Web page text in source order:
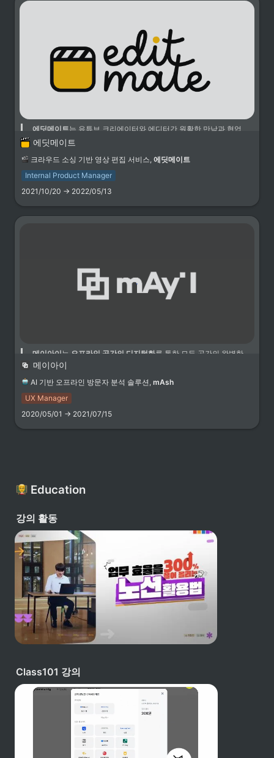
에딧메이트는 유튜브 크리에이터와 에디터간 원활한 만남과 협업
을 통해 보다 나은 유튜브 영상 제작 생태계를 만들어가는 크라우
고객 관리 시스템 기획 및 제작
고객 관리 효율성을 높이기 위한 고객 관리 시스템을 구현했습니다.
에딧메이트
크라우드 소싱 기반 영상 편집 서비스, 에딧메이트
Internal Product Manager
2021/10/20 → 2022/05/13
메이아이 는 오프라인 공간의 디지털화를 통한 모든 공간의 완벽한
최적화를 꿈꿉니다. 습득한 데이터를 직접적으로 활용 할 수 있는
통한 실시간 재고 관리 및 추적, 특정 방문자와의 연계를 통한 이벤
트 푸쉬 알림 및 무인화 등 다양한 방식을 통해 오프라인 공간의 운
고자 합니다.
미팅 로그를 분석해 전환 고객의 행동 변수를 도출하고, 이를 활용해 페
르소나를 설정했습니다.
메이아이
AI 기반 오프라인 방문자 분석 솔루션, mAsh
UX Manager
2020/05/01 → 2021/07/15
Education
강의 활동
Class101 강의